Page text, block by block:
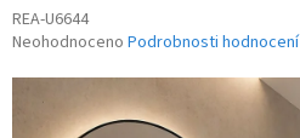
REA-U6644
Průměrné
Neohodnoceno Podrobnosti hodnocení